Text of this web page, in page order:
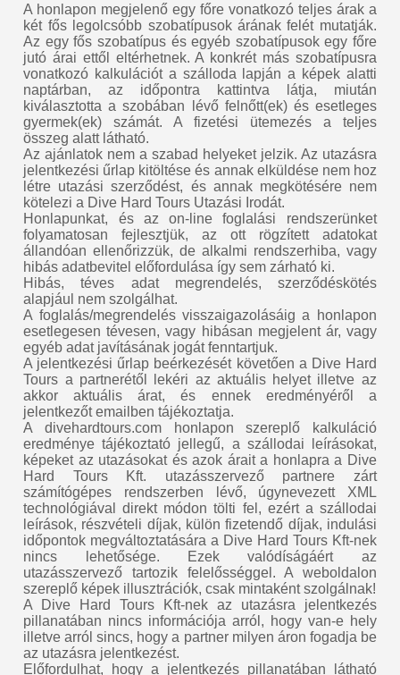
A honlapon megjelenő egy főre vonatkozó teljes árak a
két fős legolcsóbb szobatípusok árának felét mutatják.
Az egy fős szobatípus és egyéb szobatípusok egy főre
jutó árai ettől eltérhetnek. A konkrét más szobatípusra
vonatkozó kalkulációt a szálloda lapján a képek alatti
naptárban, az időpontra kattintva látja, miután
kiválasztotta a szobában lévő felnőtt(ek) és esetleges
gyermek(ek) számát. A fizetési ütemezés a teljes
összeg alatt látható.
Az ajánlatok nem a szabad helyeket jelzik. Az utazásra
jelentkezési űrlap kitöltése és annak elküldése nem hoz
létre utazási szerződést, és annak megkötésére nem
kötelezi a Dive Hard Tours Utazási Irodát.
Honlapunkat, és az on-line foglalási rendszerünket
folyamatosan fejlesztjük, az ott rögzített adatokat
állandóan ellenőrizzük, de alkalmi rendszerhiba, vagy
hibás adatbevitel előfordulása így sem zárható ki.
Hibás, téves adat megrendelés, szerződéskötés
alapjául nem szolgálhat.
A foglalás/megrendelés visszaigazolásáig a honlapon
esetlegesen tévesen, vagy hibásan megjelent ár, vagy
egyéb adat javításának jogát fenntartjuk.
A jelentkezési űrlap beérkezését követően a Dive Hard
Tours a partnerétől lekéri az aktuális helyet illetve az
akkor aktuális árat, és ennek eredményéről a
jelentkezőt emailben tájékoztatja.
A divehardtours.com honlapon szereplő kalkuláció
eredménye tájékoztató jellegű, a szállodai leírásokat,
képeket az utazásokat és azok árait a honlapra a Dive
Hard Tours Kft. utazásszervező partnere zárt
számítógépes rendszerben lévő, úgynevezett XML
technológiával direkt módon tölti fel, ezért a szállodai
leírások, részvételi díjak, külön fizetendő díjak, indulási
időpontok megváltoztatására a Dive Hard Tours Kft-nek
nincs lehetősége. Ezek valódíságáért az
utazásszervező tartozik felelősséggel. A weboldalon
szereplő képek illusztrációk, csak mintaként szolgálnak!
A Dive Hard Tours Kft-nek az utazásra jelentkezés
pillanatában nincs információja arról, hogy van-e hely
illetve arról sincs, hogy a partner milyen áron fogadja be
az utazásra jelentkezést.
Előfordulhat, hogy a jelentkezés pillanatában látható